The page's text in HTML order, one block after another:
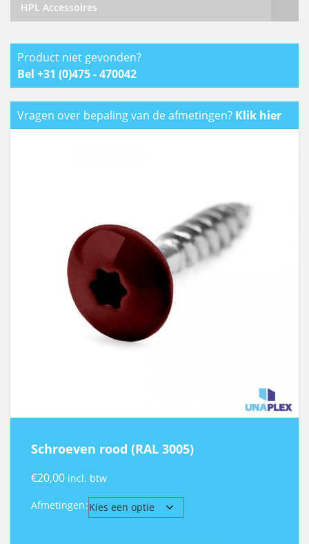
HPL Accessoires
Product niet gevonden?
Bel +31 (0)475 - 470042
Vragen over bepaling van de afmetingen? Klik hier
Schroeven rood (RAL 3005)
€20,00 incl. btw
Afmetingen